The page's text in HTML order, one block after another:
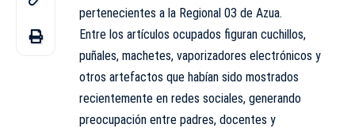
pertenecientes a la Regional 03 de Azua.
Entre los artículos ocupados figuran cuchillos,
puñales, machetes, vaporizadores electrónicos y
otros artefactos que habían sido mostrados
recientemente en redes sociales, generando
preocupación entre padres, docentes y